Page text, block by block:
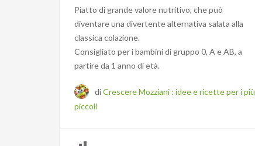
Piatto di grande valore nutritivo, che può
diventare una divertente alternativa salata alla
classica colazione.
Consigliato per i bambini di gruppo 0, A e AB, a
partire da 1 anno di età.
diCrescere Mozziani : idee e ricette per i più
piccoli